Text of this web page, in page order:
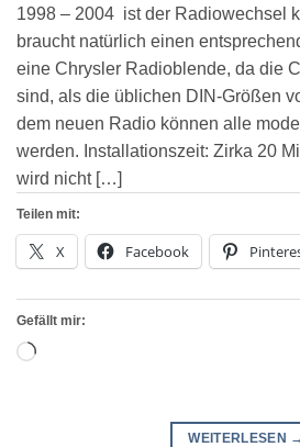
1998 – 2004 ist der Radiowechsel
braucht natürlich einen
eine Chrysler Radioblende, da die
sind, als die üblichen DIN-Größen
dem neuen Radio können alle
werden. Installationszeit: Zirka 20
wird nicht […]
Teilen mit:
X Facebook
Gefällt mir:
Wird
WEITERLESEN →